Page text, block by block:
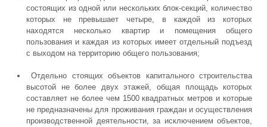
состоящих из одной или нескольких блок-секций, количество
которых не превышает четыре, в каждой из которых
находятся несколько квартир и помещения общего
пользования и каждая из которых имеет отдельный подъезд
с выходом на территорию общего пользования;
Отдельно стоящих объектов капитального строительства
высотой не более двух этажей, общая площадь которых
составляет не более чем 1500 квадратных метров и которые
не предназначены для проживания граждан и осуществления
производственной деятельности, за исключением объектов,